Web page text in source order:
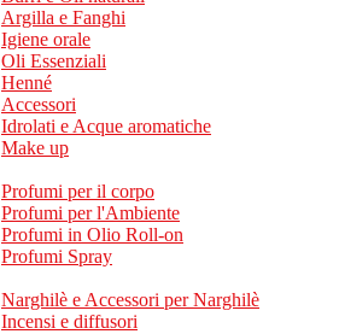
Argilla e Fanghi
Igiene orale
Oli Essenziali
Henné
Accessori
Idrolati e Acque aromatiche
Make up
Profumi per il corpo
Profumi per l'Ambiente
Profumi in Olio Roll-on
Profumi Spray
Narghilè e Accessori per Narghilè
Incensi e diffusori